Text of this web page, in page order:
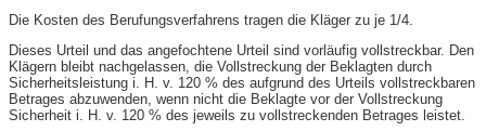
Die Kosten des Berufungsverfahrens tragen die Kläger zu je 1/4.
Dieses Urteil und das angefochtene Urteil sind vorläufig vollstreckbar. Den
Klägern bleibt nachgelassen, die Vollstreckung der Beklagten durch
Sicherheitsleistung i. H. v. 120 % des aufgrund des Urteils vollstreckbaren
Betrages abzuwenden, wenn nicht die Beklagte vor der Vollstreckung
Sicherheit i. H. v. 120 % des jeweils zu vollstreckenden Betrages leistet.